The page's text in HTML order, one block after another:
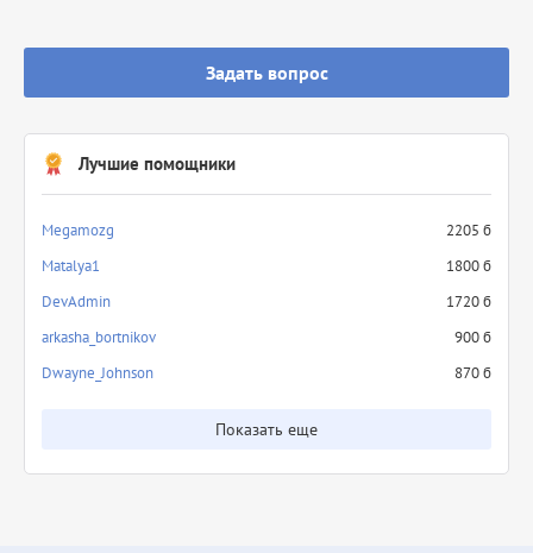
Задать вопрос
Лучшие помощники
Megamozg
2205 б
Matalya1
1800 б
DevAdmin
1720 б
arkasha_bortnikov
900 б
Dwayne_Johnson
870 б
Показать еще